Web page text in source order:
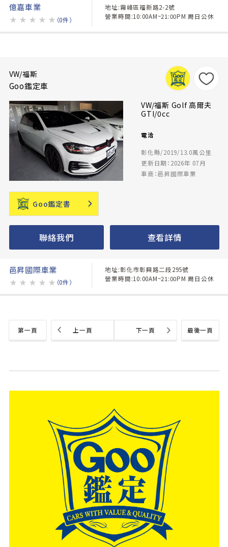
億嘉車業
★ ★ ★ ★ ★ （0件）
地址:霧峰區福新路2-2號
營業時間:10:00AM~21:00PM 周日公休
VW/福斯
Goo鑑定車
VW/福斯 Golf 高爾夫
GTI/0cc
電洽
彰化縣/2019/13.0萬公里
更新日期：2026年 07月
車商：邑昇國際車業
Goo鑑定書
聯絡我們 查看詳情
邑昇國際車業
★ ★ ★ ★ ★ （0件）
地址:彰化市彰興路二段295號
營業時間:10:00AM~21:00PM 周日公休
第一頁 最後一頁
上一頁 下一頁